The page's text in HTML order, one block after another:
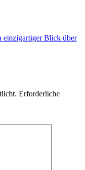
einzigartiger Blick über
Erforderliche